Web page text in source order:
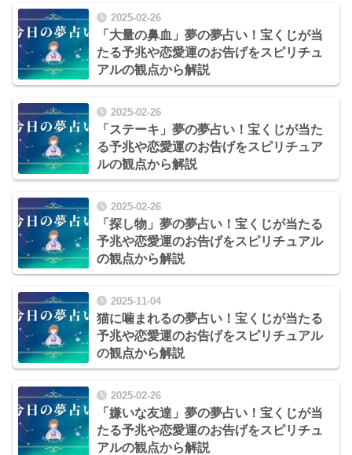
2025-02-26
「大量の鼻血」夢の夢占い！宝くじが当
たる予兆や恋愛運のお告げをスピリチュ
アルの観点から解説
2025-02-26
「ステーキ」夢の夢占い！宝くじが当た
る予兆や恋愛運のお告げをスピリチュア
ルの観点から解説
2025-02-26
「探し物」夢の夢占い！宝くじが当たる
予兆や恋愛運のお告げをスピリチュアル
の観点から解説
2025-11-04
猫に噛まれるの夢占い！宝くじが当たる
予兆や恋愛運のお告げをスピリチュアル
の観点から解説
2025-02-26
「嫌いな友達」夢の夢占い！宝くじが当
たる予兆や恋愛運のお告げをスピリチュ
アルの観点から解説